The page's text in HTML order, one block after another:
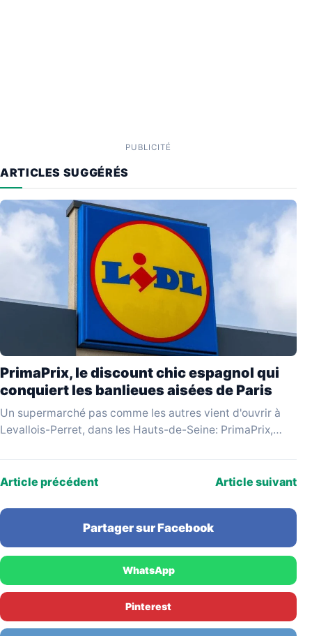
PUBLICITÉ
ARTICLES SUGGÉRÉS
PrimaPrix, le discount chic espagnol qui
conquiert les banlieues aisées de Paris
Un supermarché pas comme les autres vient d'ouvrir à
Levallois-Perret, dans les Hauts-de-Seine: PrimaPrix,
chic», attire une…
Article précédent Article suivant
Partager sur Facebook
WhatsApp
Pinterest